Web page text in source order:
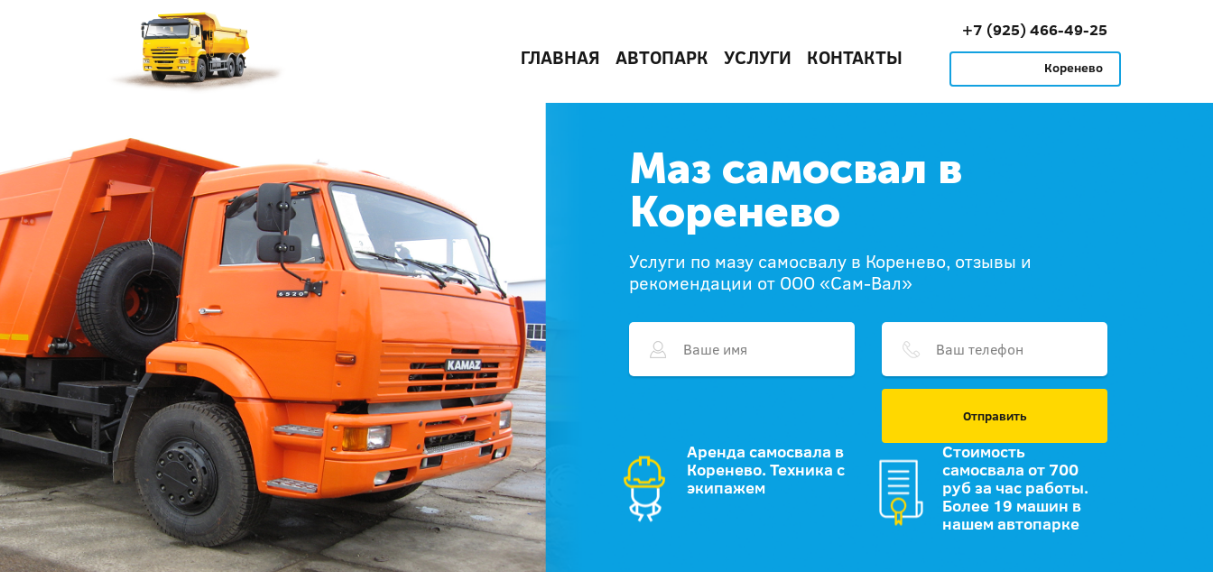
ГЛАВНАЯ АВТОПАРК УСЛУГИ КОНТАКТЫ
+7 (925) 466-49-25
Коренево
Маз самосвал в
Коренево
Услуги по мазу самосвалу в Коренево, отзывы и
рекомендации от ООО «Сам-Вал»
Отправить
Аренда самосвала в
Коренево. Техника с
экипажем
Стоимость
самосвала от 700
руб за час работы.
Более 19 машин в
нашем автопарке